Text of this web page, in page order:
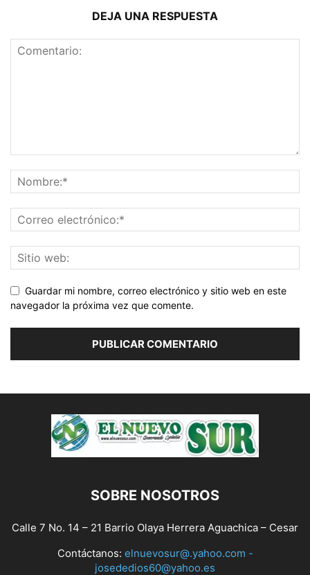
DEJA UNA RESPUESTA
Guardar mi nombre, correo electrónico y sitio web en este
navegador la próxima vez que comente.
SOBRE NOSOTROS
Calle 7 No. 14 – 21 Barrio Olaya Herrera Aguachica – Cesar
Contáctanos: elnuevosur@.yahoo.com -
josededios60@yahoo.es